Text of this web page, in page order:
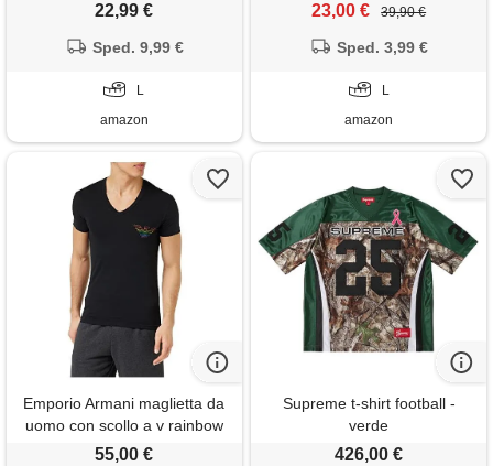
22,99 €
Sped. 9,99 €
L
amazon
23,00 € 39,90 €
Sped. 3,99 €
L
amazon
Emporio Armani maglietta da
uomo con scollo a v rainbow
logo, nero, s
55,00 €
Supreme t-shirt football -
verde
426,00 €